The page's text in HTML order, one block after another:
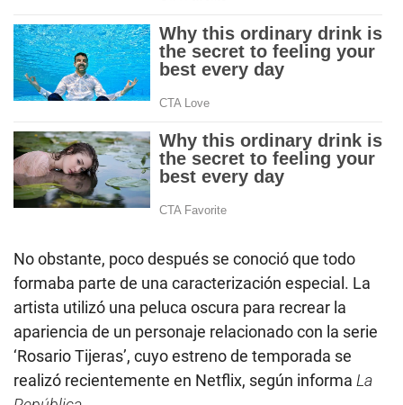
No obstante, poco después se conoció que todo
formaba parte de una caracterización especial. La
artista utilizó una peluca oscura para recrear la
apariencia de un personaje relacionado con la serie
‘Rosario Tijeras’, cuyo estreno de temporada se
realizó recientemente en Netflix, según informa La